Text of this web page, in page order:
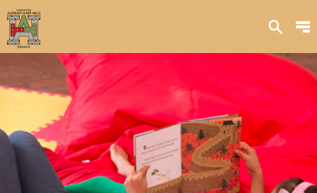
Sobre nosotros
Transparencia